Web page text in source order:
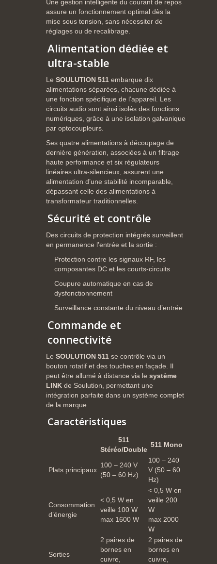
Une gestion intelligente du courant de repos
assure un fonctionnement optimal dès la
mise sous tension, sans nécessiter de
réglages ou de recalibrage.
Alimentation dédiée et
ultra-stable
Le SOULUTION 511 embarque dix
alimentations séparées chacune dédiée à
une fonction spécifique de l’appareil. Les
circuits audio sont ainsi isolés des fonctions
numériques, grâce à une isolation galvanique
par optocoupleurs.
Ses quatre alimentations à découpage de
dernière génération, associées à un filtrage
haute performance et six régulateurs
linéaires ultra-silencieux assurent une
alimentation d’une stabilité incomparable,
dépassant celle des alimentations à
transformateur traditionnelles.
Sécurité et contrôle
Des circuits de protection intégrés surveillent
en permanence l’entrée et la sortie :
Protection contre les signaux RF, les
composantes DC et les courts-circuits
Coupure automatique en cas de
dysfonctionnement
Surveillance constante du niveau d’entrée
Commande et
connectivité
Le SOULUTION 511 se contrôle via un
bouton rotatif et des touches en façade. Il
peut être allumé à distance via le système
LINK de Soulution, permettant une
intégration parfaite dans un système complet
de la marque.
Caractéristiques
511
Stéréo/Double
511 Mono
Plats principaux
100 – 240 V
(50 – 60 Hz)
100 – 240
V (50 – 60
Hz)
Consommation
d’énergie
< 0,5 W en
veille 100 W
max 1600 W
< 0,5 W en
veille 200
W
max 2000
W
Sorties
2 paires de
bornes en
cuivre,
2 paires de
bornes en
cuivre,